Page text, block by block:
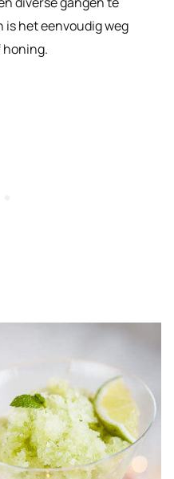
is het eenvoudig weg
honing.